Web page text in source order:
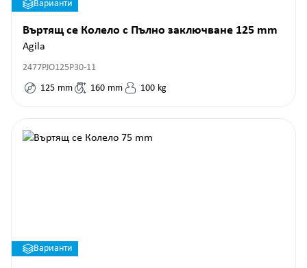
Варианти
Въртящ се Колело с Пълно заключване 125 mm
Agila
2477PJO125P30-11
125 mm 160 mm 100 kg
Варианти